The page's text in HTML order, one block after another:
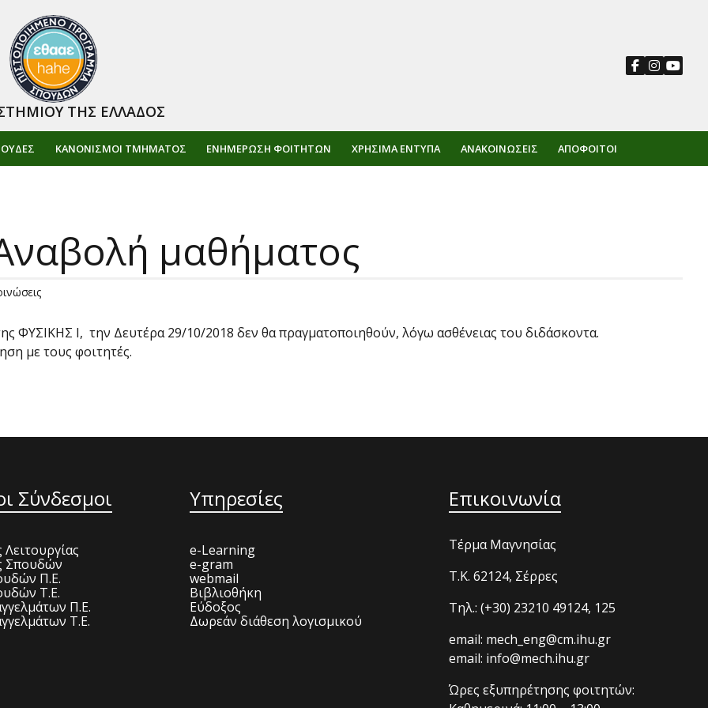
ΚΑΝΟΝΙΣΜΟΙ ΤΜΗΜΑΤΟΣ ΕΝΗΜΈΡΩΣΗ ΦΟΙΤΗΤΏΝ ΧΡΉΣΙΜΑ ΈΝΤΥΠΑ ΑΝΑΚΟΙΝΏΣΕΙΣ ΑΠΌΦΟΙΤΟΙ
ΤΗΣ ΕΛΛΑΔΟΣ
μαθήματος
ΦΥΣΙΚΗΣ Ι, την Δευτέρα 29/10/2018 δεν θα πραγματοποιηθούν, λόγω ασθένειας του διδάσκοντα.
με τους φοιτητές.
Σύνδεσμοι
Σπουδών
Π.Ε.
Τ.Ε.
Π.Ε.
Τ.Ε.
Υπηρεσίες
e-Learning
e-gram
webmail
Βιβλιοθήκη
Εύδοξος
Δωρεάν διάθεση λογισμικού
Επικοινωνία
Τέρμα Μαγνησίας
T.K. 62124, Σέρρες
Τηλ.: (+30) 23210 49124, 125
email: mech_eng@cm.ihu.gr
email: info@mech.ihu.gr
Ώρες εξυπηρέτησης φοιτητών: